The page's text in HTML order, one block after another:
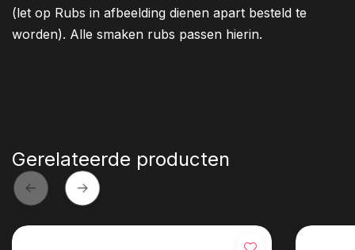
(let op Rubs in afbeelding dienen apart besteld te
worden). Alle smaken rubs passen hierin.
Gerelateerde producten